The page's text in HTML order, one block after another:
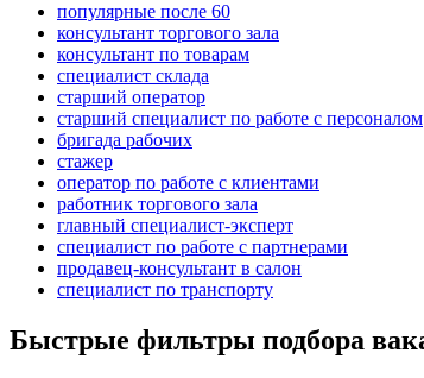
популярные после 60
консультант торгового зала
консультант по товарам
специалист склада
старший оператор
старший специалист по работе с персоналом
бригада рабочих
стажер
оператор по работе с клиентами
работник торгового зала
главный специалист-эксперт
специалист по работе с партнерами
продавец-консультант в салон
специалист по транспорту
Быстрые фильтры подбора